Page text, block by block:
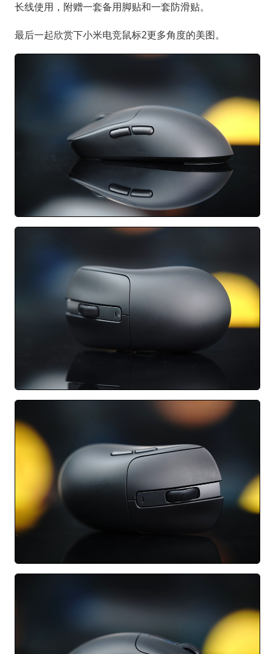
长线使用，附赠一套备用脚贴和一套防滑贴。
最后一起欣赏下小米电竞鼠标2更多角度的美图。